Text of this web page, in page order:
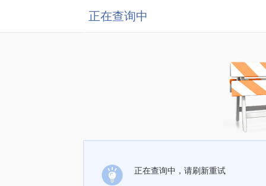
正在查询中
正在查询中，请刷新重试